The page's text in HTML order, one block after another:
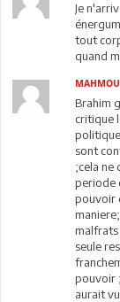
Je
tout
quand
Brahim
critique
sont
;cela ne
periode
pouvoir
malfrats
seule
pouvoir
aurait